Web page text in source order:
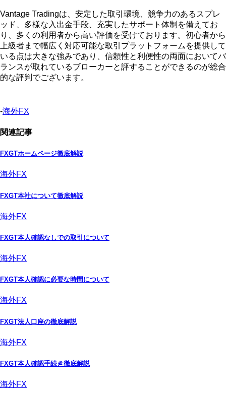
Vantage Tradingは、安定した取引環境、競争力のあるスプレ
ッド、多様な入出金手段、充実したサポート体制を備えてお
り、多くの利用者から高い評価を受けております。初心者から
上級者まで幅広く対応可能な取引プラットフォームを提供して
いる点は大きな強みであり、信頼性と利便性の両面においてバ
ランスが取れているブローカーと評することができるのが総合
的な評判でございます。
-海外FX
関連記事
FXGTホームページ徹底解説
海外FX
FXGT本社について徹底解説
海外FX
FXGT本人確認なしでの取引について
海外FX
FXGT本人確認に必要な時間について
海外FX
FXGT法人口座の徹底解説
海外FX
FXGT本人確認手続き徹底解説
海外FX